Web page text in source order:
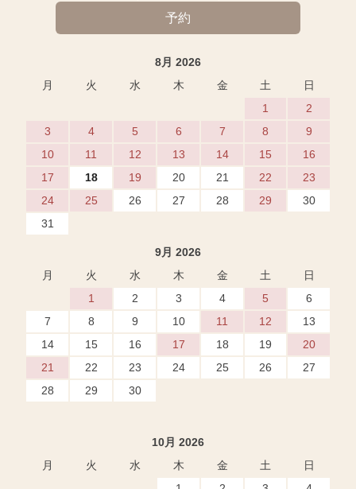
8月 2026
月
火 水 木 金 土
日
1
2
3
4 5 6 7 8
9
10
11 12 13 14 15
16
17
18 19 20 21 22
23
24
25 26 27 28 29
30
31
9月 2026
月
火 水 木 金 土
日
1
2 3 4 5
6
7
8 9 10 11 12
13
14
15 16 17 18 19
20
21
22 23 24 25 26
27
28
29 30
10月 2026
月
火 水 木 金 土
日